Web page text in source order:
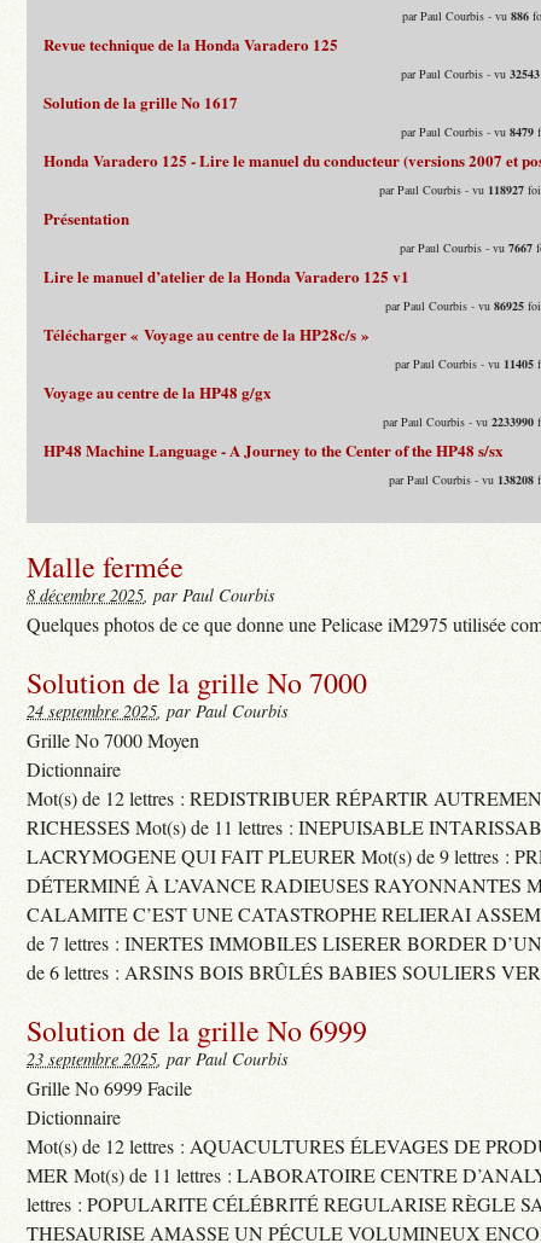
par Paul Courbis - vu886
Revue technique de la Honda Varadero 125
par Paul Courbis - vu32543
Solution de la grille No 1617
par Paul Courbis - vu8479
Honda Varadero 125 - Lire le manuel du conducteur (versions 2007 et
par Paul Courbis - vu 118927
Présentation
par Paul Courbis - vu7667
Lire le manuel d’atelier de la Honda Varadero 125 v1
par Paul Courbis - vu86925
Télécharger « Voyage au centre de la HP28c/s »
par Paul Courbis - vu 11405
Voyage au centre de la HP48 g/gx
par Paul Courbis - vu2233990
HP48 Machine Language - A Journey to the Center of the HP48 s/sx
par Paul Courbis - vu 138208
Malle fermée
8 décembre 2025, par Paul Courbis
Quelques photos de ce que donne une Pelicase iM2975 utilisée
Solution de la grille No 7000
24 septembre 2025, par Paul Courbis
Grille No 7000 Moyen
Dictionnaire
Mot(s) de 12 lettres : REDISTRIBUER RÉPARTIR
RICHESSES Mot(s) de 11 lettres : INEPUISABLE
LACRYMOGENE QUI FAIT PLEURER Mot(s) de 9 lettres :
DÉTERMINÉ À L’AVANCE RADIEUSES RAYONNANTES
CALAMITE C’EST UNE CATASTROPHE RELIERAI
de 7 lettres : INERTES IMMOBILES LISERER BORDER
de 6 lettres : ARSINS BOIS BRÛLÉS BABIES SOULIERS
Solution de la grille No 6999
23 septembre 2025, par Paul Courbis
Grille No 6999 Facile
Dictionnaire
Mot(s) de 12 lettres : AQUACULTURES ÉLEVAGES DE
MER Mot(s) de 11 lettres : LABORATOIRE CENTRE
lettres : POPULARITE CÉLÉBRITÉ REGULARISE RÈGLE
THESAURISE AMASSE UN PÉCULE VOLUMINEUX